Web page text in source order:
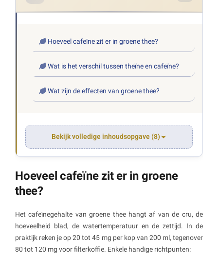
Hoeveel cafeïne zit er in groene thee?
Wat is het verschil tussen theïne en cafeïne?
Wat zijn de effecten van groene thee?
Bekijk volledige inhoudsopgave (8)
Hoeveel cafeïne zit er in groene
thee?
Het cafeïnegehalte van groene thee hangt af van de cru, de
hoeveelheid blad, de watertemperatuur en de zettijd. In de
praktijk reken je op 20 tot 45 mg per kop van 200 ml, tegenover
80 tot 120 mg voor filterkoffie. Enkele handige richtpunten: